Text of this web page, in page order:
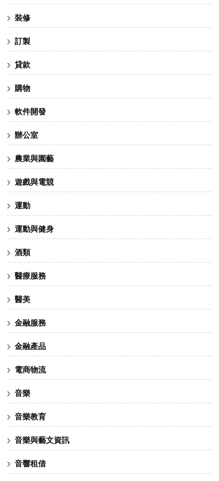
裝修
訂製
貸款
購物
軟件開發
辦公室
農業與園藝
遊戲與電競
運動
運動與健身
酒類
醫療服務
醫美
金融服務
金融產品
電商物流
音樂
音樂教育
音樂與藝文資訊
音響租借